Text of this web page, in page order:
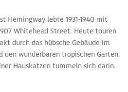
Hemingway lebte 1931-1940 mit
Whitehead Street. Heute touren
durch das hübsche Gebäude im
den wunderbaren tropischen Garten.
Hauskatzen tummeln sich darin.